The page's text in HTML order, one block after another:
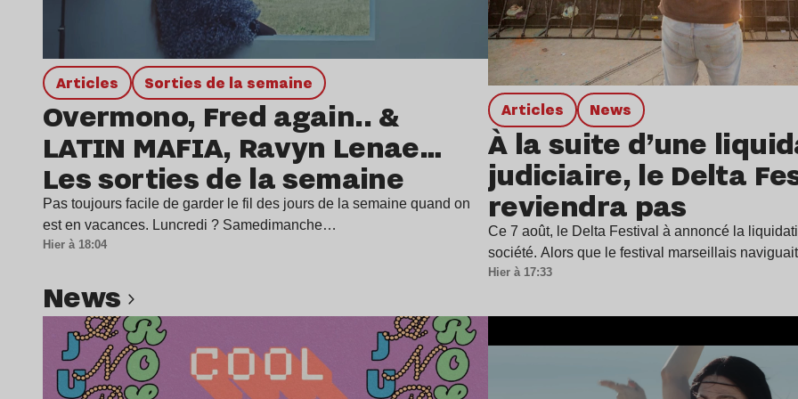
Articles Sorties de la semaine
Overmono, Fred again.. &
LATIN MAFIA, Ravyn Lenae…
Les sorties de la semaine
Pas toujours facile de garder le fil des jours de la semaine quand on
est en vacances. Luncredi ? Samedimanche…
Hier à 18:04
Articles news
À la suite d’une
judiciaire, le Delta
reviendra pas
Ce 7 août, le Delta Festival à annoncé la
société. Alors que le festival marseillais
Hier à 17:33
news